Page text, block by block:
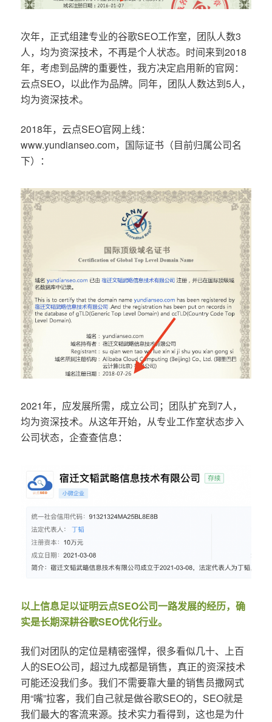
次年，正式组建专业的谷歌SEO工作室，团队人数3
人，均为资深技术，不再是个人状态。时间来到2018
年，考虑到品牌的重要性，我方决定启用新的官网：
云点SEO，以此作为品牌。同年，团队人数达到5人，
均为资深技术。
2018年，云点SEO官网上线：
www.yundianseo.com，国际证书（目前归属公司名
下）：
2021年，应发展所需，成立公司；团队扩充到7人，
均为资深技术。从这年开始，从专业工作室状态步入
公司状态，企查查信息：
以上信息足以证明云点SEO公司一路发展的经历，确
实是长期深耕谷歌SEO优化行业。
我们对团队的定位是精密强悍，很多看似几十、上百
人的SEO公司，超过九成都是销售，真正的资深技术
可能还没我们多。我们不需要靠大量的销售员撒网式
用“嘴”拉客，我们自己就是做谷歌SEO的，SEO就是
我们最大的客流来源。技术实力看得到，这也是为什